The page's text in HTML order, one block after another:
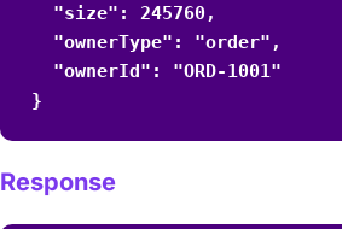
  "size": 245760,
  "ownerType": "order",
  "ownerId": "ORD-1001"
}
Response